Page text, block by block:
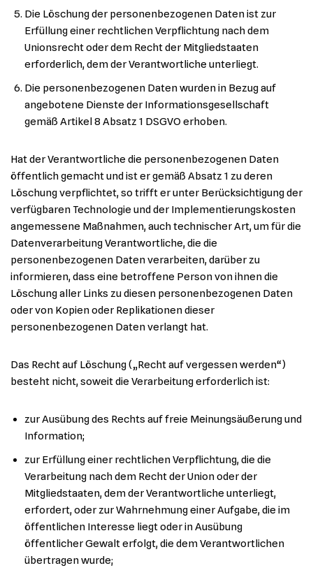
Die Löschung der personenbezogenen Daten ist zur
Erfüllung einer rechtlichen Verpflichtung nach dem
Unionsrecht oder dem Recht der Mitgliedstaaten
erforderlich, dem der Verantwortliche unterliegt.
Die personenbezogenen Daten wurden in Bezug auf
angebotene Dienste der Informationsgesellschaft
gemäß Artikel 8 Absatz 1 DSGVO erhoben.
Hat der Verantwortliche die personenbezogenen Daten
öffentlich gemacht und ist er gemäß Absatz 1 zu deren
Löschung verpflichtet, so trifft er unter Berücksichtigung der
verfügbaren Technologie und der Implementierungskosten
angemessene Maßnahmen, auch technischer Art, um für die
Datenverarbeitung Verantwortliche, die die
personenbezogenen Daten verarbeiten, darüber zu
informieren, dass eine betroffene Person von ihnen die
Löschung aller Links zu diesen personenbezogenen Daten
oder von Kopien oder Replikationen dieser
personenbezogenen Daten verlangt hat.
Das Recht auf Löschung („Recht auf vergessen werden“)
besteht nicht, soweit die Verarbeitung erforderlich ist:
zur Ausübung des Rechts auf freie Meinungsäußerung und
Information;
zur Erfüllung einer rechtlichen Verpflichtung, die die
Verarbeitung nach dem Recht der Union oder der
Mitgliedstaaten, dem der Verantwortliche unterliegt,
erfordert, oder zur Wahrnehmung einer Aufgabe, die im
öffentlichen Interesse liegt oder in Ausübung
öffentlicher Gewalt erfolgt, die dem Verantwortlichen
übertragen wurde;